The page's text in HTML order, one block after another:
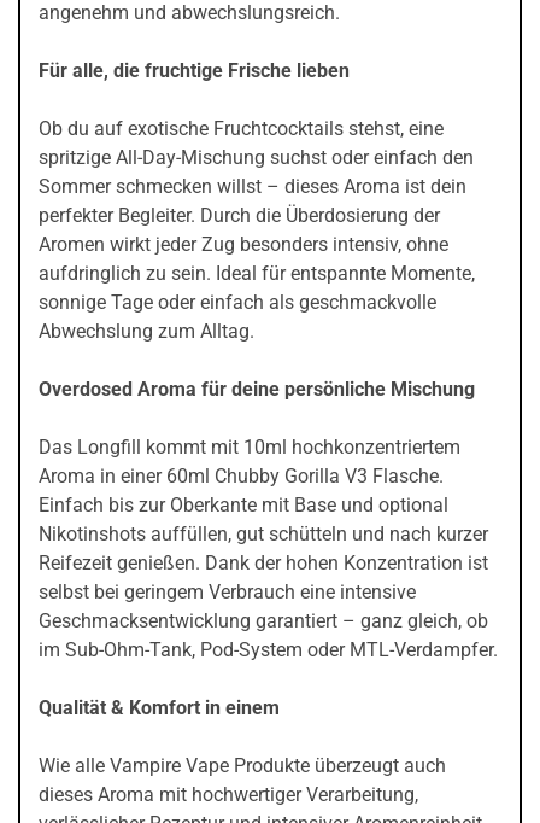
angenehm und abwechslungsreich.
Für alle, die fruchtige Frische lieben
Ob du auf exotische Fruchtcocktails stehst, eine
spritzige All-Day-Mischung suchst oder einfach den
Sommer schmecken willst – dieses Aroma ist dein
perfekter Begleiter. Durch die Überdosierung der
Aromen wirkt jeder Zug besonders intensiv, ohne
aufdringlich zu sein. Ideal für entspannte Momente,
sonnige Tage oder einfach als geschmackvolle
Abwechslung zum Alltag.
Overdosed Aroma für deine persönliche Mischung
Das Longfill kommt mit 10ml hochkonzentriertem
Aroma in einer 60ml Chubby Gorilla V3 Flasche.
Einfach bis zur Oberkante mit Base und optional
Nikotinshots auffüllen, gut schütteln und nach kurzer
Reifezeit genießen. Dank der hohen Konzentration ist
selbst bei geringem Verbrauch eine intensive
Geschmacksentwicklung garantiert – ganz gleich, ob
im Sub-Ohm-Tank, Pod-System oder MTL-Verdampfer.
Qualität & Komfort in einem
Wie alle Vampire Vape Produkte überzeugt auch
dieses Aroma mit hochwertiger Verarbeitung,